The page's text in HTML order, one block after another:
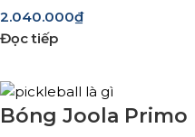
2.040.000₫
Đọc tiếp
Bóng Joola Primo